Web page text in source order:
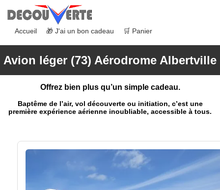
Accueil 🎁 J'ai un bon cadeau 🛒 Panier
Avion léger (73) Aérodrome Albertville
Offrez bien plus qu’un simple cadeau.
Baptême de l’air, vol découverte ou initiation, c’est une
première expérience aérienne inoubliable, accessible à tous.